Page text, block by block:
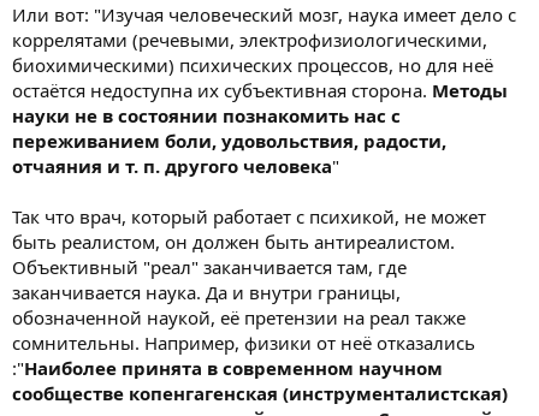
Или вот: "Изучая человеческий мозг, наука имеет дело с
коррелятами (речевыми, электрофизиологическими,
биохимическими) психических процессов, но для неё
остаётся недоступна их субъективная сторона. Методы
науки не в состоянии познакомить нас с
переживанием боли, удовольствия, радости,
отчаяния и т. п. другого человека"
Так что врач, который работает с психикой, не может
быть реалистом, он должен быть антиреалистом.
Объективный "реал" заканчивается там, где
заканчивается наука. Да и внутри границы,
обозначенной наукой, её претензии на реал также
сомнительны. Например, физики от неё отказались
:"Наиболее принята в современном научном
сообществе копенгагенская (инструменталистская)